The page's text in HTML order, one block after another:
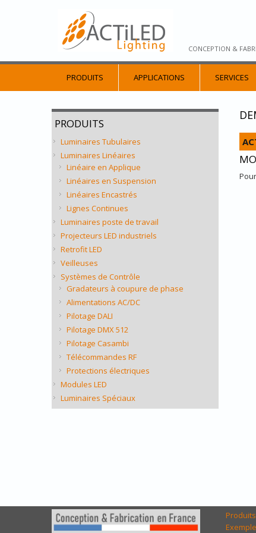
CONCEPTION &
PRODUITS APPLICATIONS SERVICES
PRODUITS
Luminaires Tubulaires
Luminaires Linéaires
Linéaire en Applique
Linéaires en Suspension
Linéaires Encastrés
Lignes Continues
Luminaires poste de travail
Projecteurs LED industriels
Retrofit LED
Veilleuses
Systèmes de Contrôle
Gradateurs à coupure de phase
Alimentations AC/DC
Pilotage DALI
Pilotage DMX 512
Pilotage Casambi
Télécommandes RF
Protections électriques
Modules LED
Luminaires Spéciaux
Produits